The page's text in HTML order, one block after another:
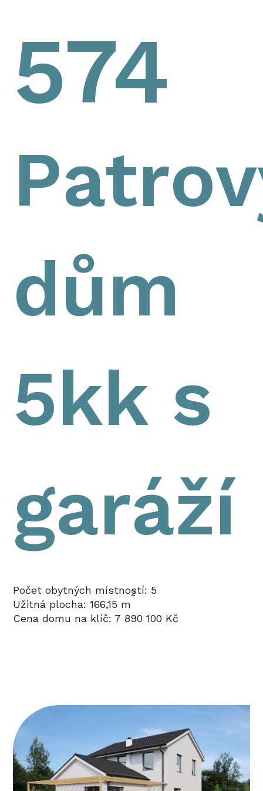
574
dům
5kk s
garáží
Počet obytných místností: 5
Užitná plocha: 166,15 m
2
Cena domu na klíč: 7 890 100 Kč